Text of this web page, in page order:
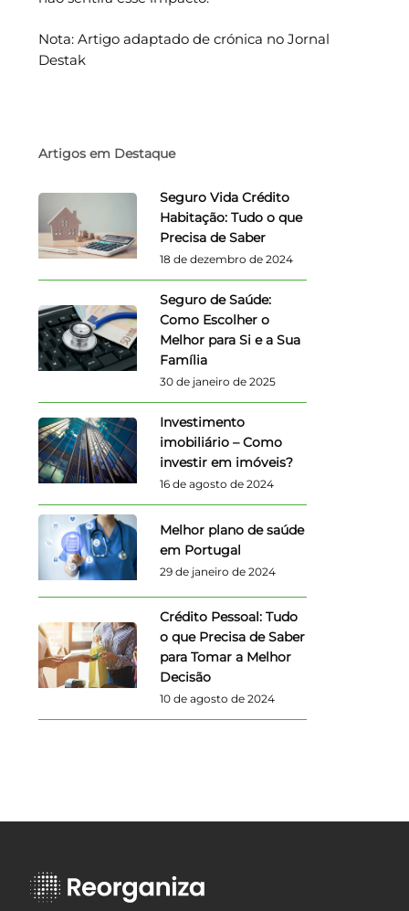
Nota: Artigo adaptado de crónica no Jornal
Destak
Artigos em Destaque
Seguro Vida Crédito
Habitação: Tudo o que
Precisa de Saber
18 de dezembro de 2024
Seguro de Saúde:
Como Escolher o
Melhor para Si e a Sua
Família
30 de janeiro de 2025
Investimento
imobiliário – Como
investir em imóveis?
16 de agosto de 2024
Melhor plano de saúde
em Portugal
29 de janeiro de 2024
Crédito Pessoal: Tudo
o que Precisa de Saber
para Tomar a Melhor
Decisão
10 de agosto de 2024